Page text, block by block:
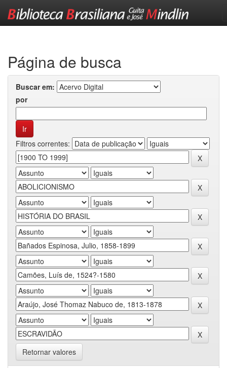
Página de busca
Buscar em:
por
Filtros correntes:
Retornar valores